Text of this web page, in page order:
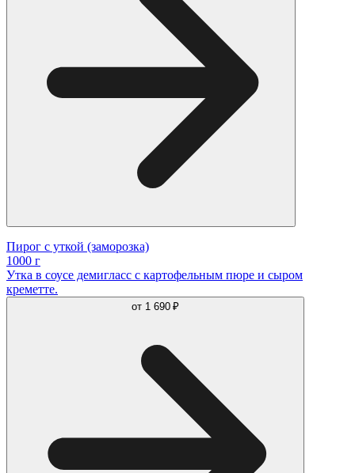
Пирог с уткой (заморозка)
1000 г
Утка в соусе демигласс с картофельным пюре и сыром
креметте.
от 1 690 ₽